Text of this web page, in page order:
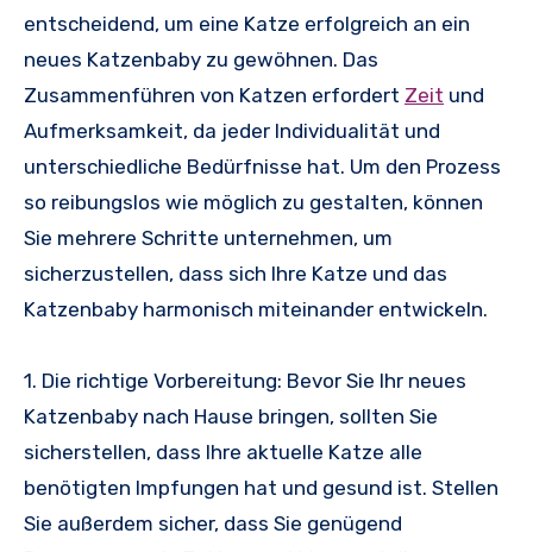
entscheidend, um eine Katze erfolgreich an ein
neues Katzenbaby zu gewöhnen. Das
Zusammenführen von Katzen erfordert Zeit und
Aufmerksamkeit, da jeder Individualität und
unterschiedliche Bedürfnisse hat. Um den Prozess
so reibungslos wie möglich zu gestalten, können
Sie mehrere Schritte unternehmen, um
sicherzustellen, dass sich Ihre Katze und das
Katzenbaby harmonisch miteinander entwickeln.
1. Die richtige Vorbereitung: Bevor Sie Ihr neues
Katzenbaby nach Hause bringen, sollten Sie
sicherstellen, dass Ihre aktuelle Katze alle
benötigten Impfungen hat und gesund ist. Stellen
Sie außerdem sicher, dass Sie genügend